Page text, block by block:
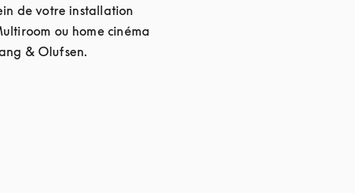
de votre installation
ou home cinéma
& Olufsen.